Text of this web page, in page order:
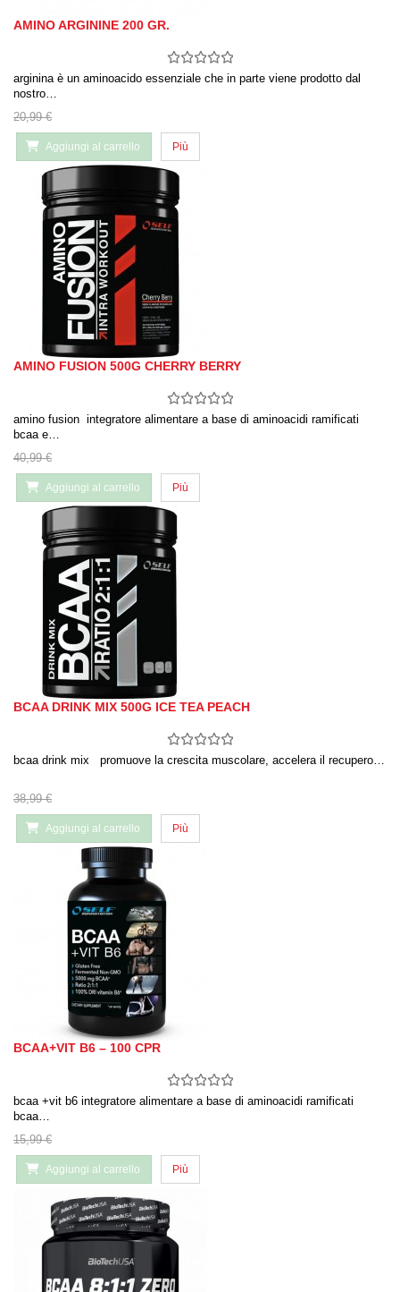
AMINO ARGININE 200 GR.
arginina è un aminoacido essenziale che in parte viene prodotto dal
nostro…
20,99 €
Aggiungi al carrello Più
AMINO FUSION 500G CHERRY BERRY
amino fusion integratore alimentare a base di aminoacidi ramificati
bcaa e…
40,99 €
Aggiungi al carrello Più
BCAA DRINK MIX 500G ICE TEA PEACH
bcaa drink mix promuove la crescita muscolare, accelera il recupero…
38,99 €
Aggiungi al carrello Più
BCAA+VIT B6 – 100 CPR
bcaa +vit b6 integratore alimentare a base di aminoacidi ramificati
bcaa…
15,99 €
Aggiungi al carrello Più